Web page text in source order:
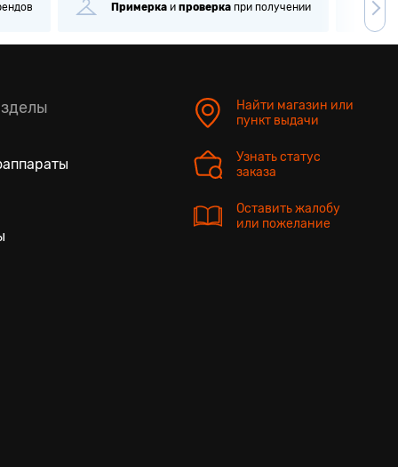
Примерка и проверка при получении
Найти магазин или
пункт выдачи
Узнать статус
заказа
Оставить жалобу
или пожелание